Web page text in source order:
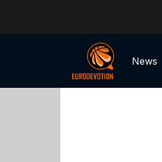
News